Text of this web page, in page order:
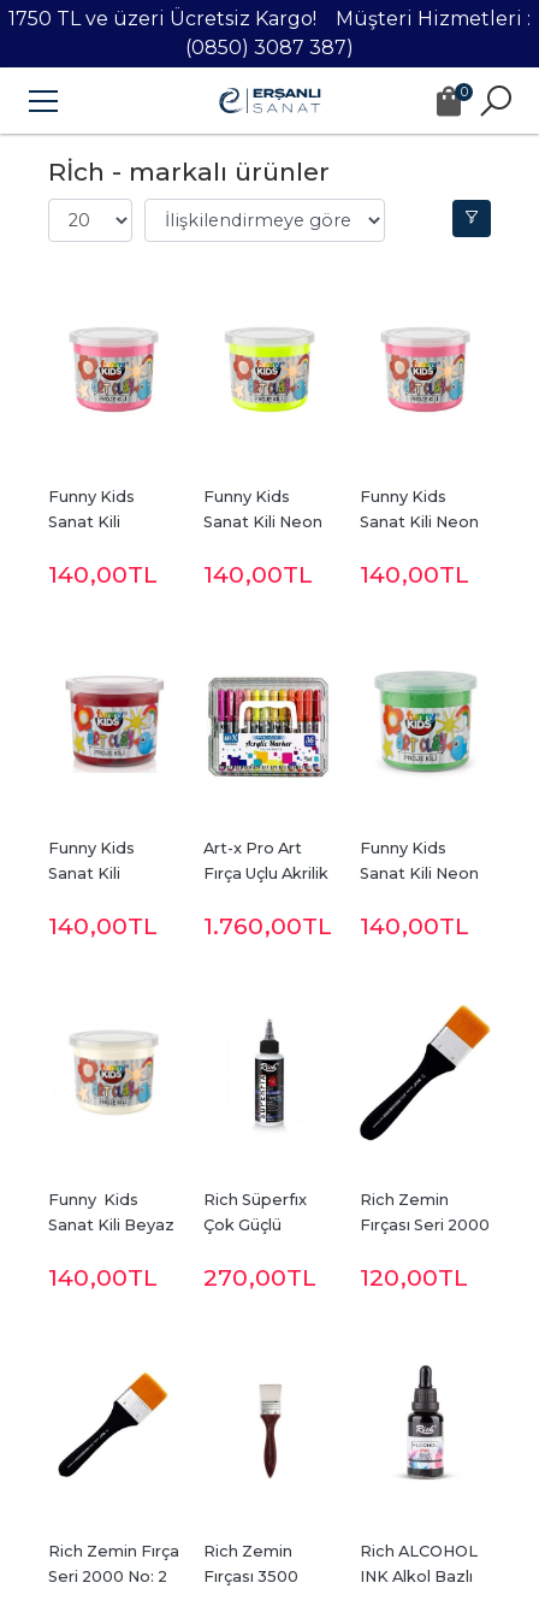
1750 TL ve üzeri Ücretsiz Kargo! Müşteri Hizmetleri :
(0850) 3087 387)
0
Rİch - markalı ürünler
Funny Kids
Sanat Kili
140,00TL
Funny Kids
Sanat Kili Neon
140,00TL
Funny Kids
Sanat Kili Neon
140,00TL
Funny Kids
Sanat Kili
140,00TL
Art-x Pro Art
Fırça Uçlu Akrilik
1.760,00TL
Funny Kids
Sanat Kili Neon
140,00TL
Funny  Kids
Sanat Kili Beyaz
140,00TL
Rich Süperfıx
Çok Güçlü
270,00TL
Rich Zemin
Fırçası Seri 2000
120,00TL
Rich Zemin Fırça
Seri 2000 No: 2
Rich Zemin
Fırçası 3500
Rich ALCOHOL
INK Alkol Bazlı